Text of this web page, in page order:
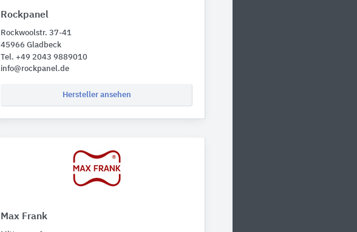
Rockpanel
Rockwoolstr. 37-41
45966 Gladbeck
Tel. +49 2043 9889010
info@rockpanel.de
Hersteller ansehen
Max Frank